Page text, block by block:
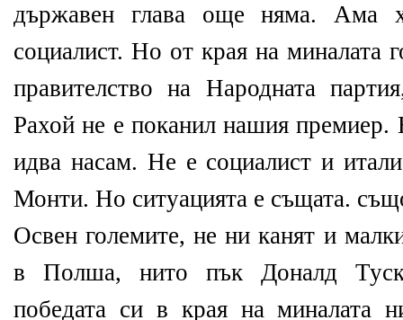
държавен глава още няма. Ама
социалист. Но от края на миналата
правителство на Народната
Рахой не е поканил нашия премиер.
идва насам. Не е социалист и
Монти. Но ситуацията е същата.
Освен големите, не ни канят и
в Полша, нито пък Доналд Туск
победата си в края на миналата